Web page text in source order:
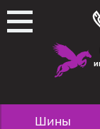
Шины